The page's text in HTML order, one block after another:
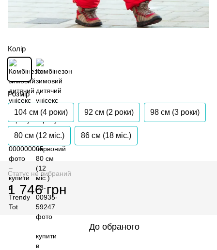
Колір
Розмір
104 см (4 роки) 92 см (2 роки) 98 см (3 роки)
80 см (12 мiс.) 86 см (18 мiс.)
Статус не вибраний
1 746 грн
До обраного